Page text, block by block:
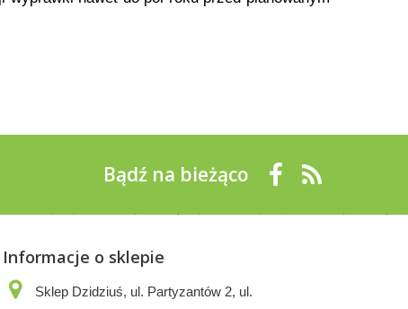
Bądź na bieżąco
Informacje o sklepie
Sklep Dzidziuś, ul. Partyzantów 2, ul.